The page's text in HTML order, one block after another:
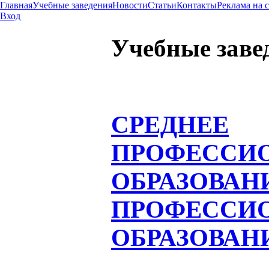
ГлавнаяУчебные заведенияНовостиСтатьиКонтактыРеклама на
Вход
Учебные
СРЕДНЕЕ